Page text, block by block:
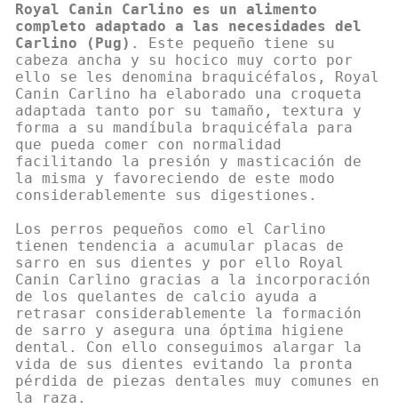
Royal Canin Carlino es un alimento
completo adaptado a las necesidades del
Carlino (Pug) . Este pequeño tiene su
cabeza ancha y su hocico muy corto por
ello se les denomina braquicéfalos, Royal
Canin Carlino ha elaborado una croqueta
adaptada tanto por su tamaño, textura y
forma a su mandíbula braquicéfala para
que pueda comer con normalidad
facilitando la presión y masticación de
la misma y favoreciendo de este modo
considerablemente sus digestiones.
Los perros pequeños como el Carlino
tienen tendencia a acumular placas de
sarro en sus dientes y por ello Royal
Canin Carlino gracias a la incorporación
de los quelantes de calcio ayuda a
retrasar considerablemente la formación
de sarro y asegura una óptima higiene
dental. Con ello conseguimos alargar la
vida de sus dientes evitando la pronta
pérdida de piezas dentales muy comunes en
la raza.